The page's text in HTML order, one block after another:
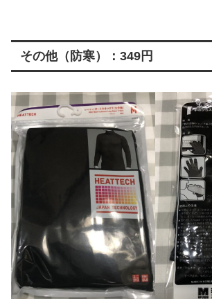
その他（防寒）：349円